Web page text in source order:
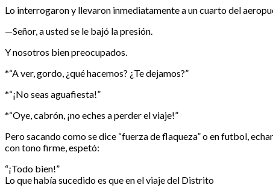
Lo interrogaron y llevaron inmediatamente a un cuarto del
—Señor, a usted se le bajó la presión.
Y nosotros bien preocupados.
*“A ver, gordo, ¿qué hacemos? ¿Te dejamos?”
*“¡No seas aguafiesta!”
*“Oye, cabrón, ¡no eches a perder el viaje!”
Pero sacando como se dice “fuerza de flaqueza” o en futbol,
con tono firme, espetó:
“¡Todo bien!”
Lo que había sucedido es que en el viaje del Distrito